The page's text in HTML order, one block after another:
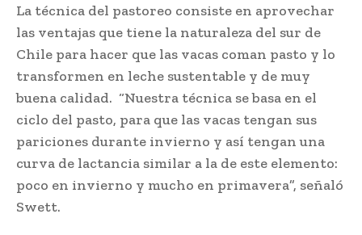
La técnica del pastoreo consiste en aprovechar
las ventajas que tiene la naturaleza del sur de
Chile para hacer que las vacas coman pasto y lo
transformen en leche sustentable y de muy
buena calidad. “Nuestra técnica se basa en el
ciclo del pasto, para que las vacas tengan sus
pariciones durante invierno y así tengan una
curva de lactancia similar a la de este elemento:
poco en invierno y mucho en primavera”, señaló
Swett.